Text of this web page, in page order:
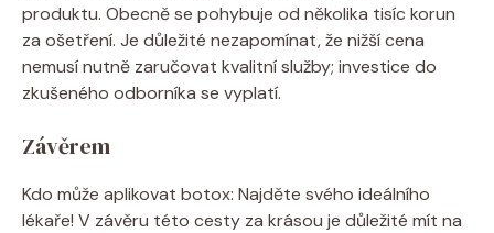
produktu. Obecně se pohybuje od několika tisíc korun
za ošetření. Je důležité nezapomínat, že nižší cena
nemusí nutně zaručovat kvalitní služby; investice do
zkušeného odborníka se vyplatí.
Závěrem
Kdo může aplikovat botox: Najděte svého ideálního
lékaře! V závěru této cesty za krásou je důležité mít na